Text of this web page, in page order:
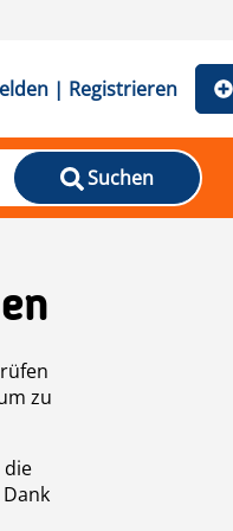
| Registrieren
Suchen
zu
die